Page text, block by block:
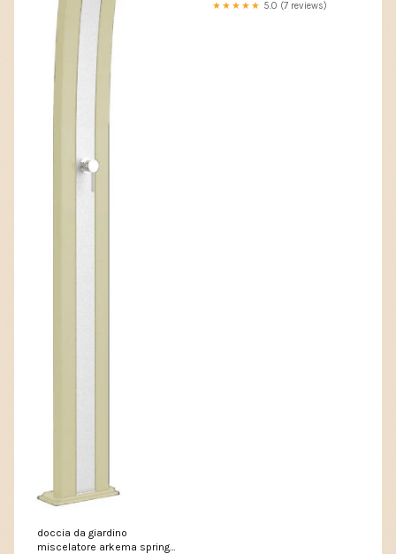
doccia da giardino
miscelatore arkema spring
★★★★★ 5.0 (7 reviews)